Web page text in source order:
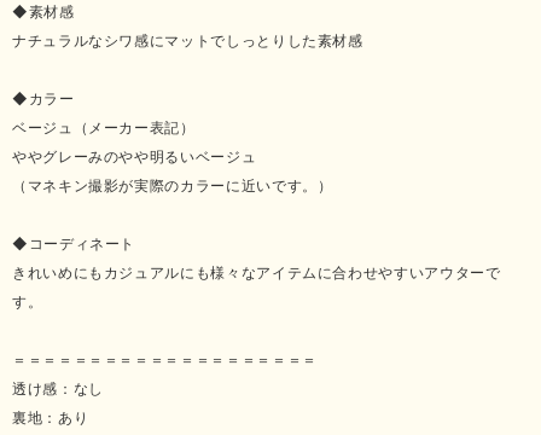
◆素材感
ナチュラルなシワ感にマットでしっとりした素材感
◆カラー
ベージュ（メーカー表記）
ややグレーみのやや明るいベージュ
（マネキン撮影が実際のカラーに近いです。）
◆コーディネート
きれいめにもカジュアルにも様々なアイテムに合わせやすいアウターで
す。
＝＝＝＝＝＝＝＝＝＝＝＝＝＝＝＝＝＝＝＝
透け感：なし
裏地：あり